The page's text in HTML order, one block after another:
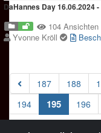
DaHannes Day 16.06.2024
104 Ansichten
Yvonne Kröll
187 188
194
195(current)
196